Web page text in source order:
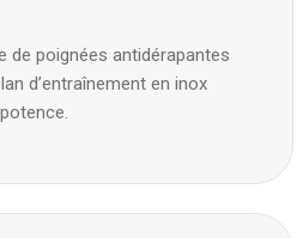
de poignées antidérapantes
d’entraînement en inox